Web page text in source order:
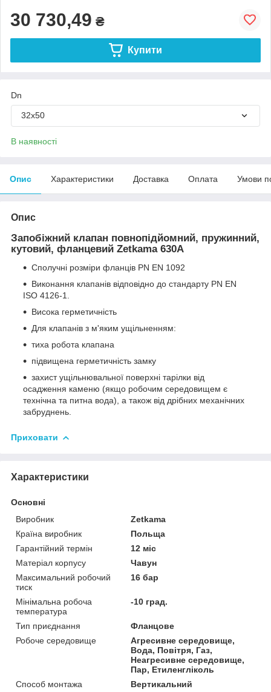
30 730,49 ₴
Купити
Dn
32x50
В наявності
Опис Характеристики Доставка Оплата Умови
Опис
Запобіжний клапан повнопідйомний, пружинний,
кутовий, фланцевий Zetkama 630А
Сполучні розміри фланців PN EN 1092
Виконання клапанів відповідно до стандарту PN EN
ISO 4126-1.
Висока герметичність
Для клапанів з м'яким ущільненням:
тиха робота клапана
підвищена герметичність замку
захист ущільнювальної поверхні тарілки від
осадження каменю (якщо робочим середовищем є
технічна та питна вода), а також від дрібних механічних
забруднень.
Приховати
Характеристики
Основні
Виробник
Zetkama
Країна виробник
Польща
Гарантійний термін
12 міс
Матеріал корпусу
Чавун
Максимальний робочий
тиск
16 бар
Мінімальна робоча
температура
-10 град.
Тип приєднання
Фланцове
Робоче середовище
Агресивне середовище,
Вода, Повітря, Газ,
Неагресивне середовище,
Пар, Етиленгліколь
Способ монтажа
Вертикальний